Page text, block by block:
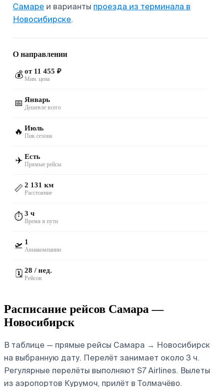
Самаре и варианты проезда из терминала в
Новосибирске.
О направлении
💰 от 11 455 ₽
Мин. цена
📅 Январь
Дешевле всего
🔥 Июль
Пик сезона
✈️ Есть
Прямые рейсы
📏 2 131 км
Расстояние
⏱️3 ч
Время в пути
🛫 1
Авиакомпании
🗓️ 28 / нед.
Рейсов
Расписание рейсов Самара —
Новосибирск
В таблице — прямые рейсы Самара → Новосибирск
на выбранную дату. Перелёт занимает около 3 ч.
Регулярные перелёты выполняют S7 Airlines. Вылеты
из аэропортов Курумоч, прилёт в Толмачёво.